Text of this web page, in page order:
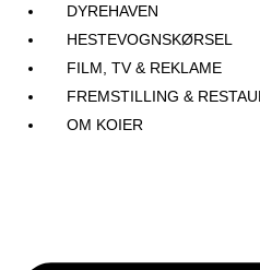
DYREHAVEN
HESTEVOGNSKØRSEL
FILM, TV & REKLAME
FREMSTILLING &
OM KOIER